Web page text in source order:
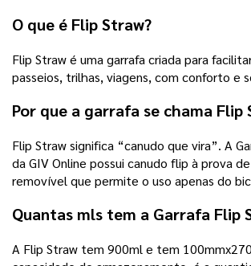
O que é Flip Straw?
Flip Straw é uma garrafa criada para
passeios, trilhas, viagens, com conforto e
Por que a garrafa se chama Flip
Flip Straw significa “canudo que vira”. A
da GIV Online possui canudo flip à prova
removível que permite o uso apenas do
Quantas mls tem a Garrafa Flip
A Flip Straw tem 900ml e tem